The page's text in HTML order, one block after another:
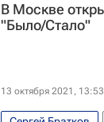
В Москве
"Было/Стало"
13 октября 2021, 13:53